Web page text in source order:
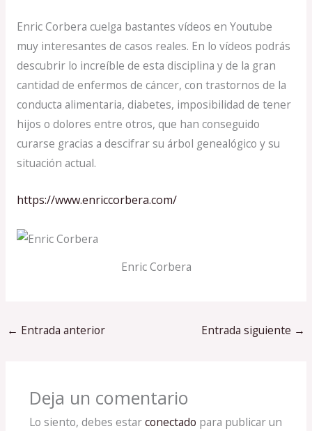
Enric Corbera cuelga bastantes vídeos en Youtube
muy interesantes de casos reales. En lo vídeos podrás
descubrir lo increíble de esta disciplina y de la gran
cantidad de enfermos de cáncer, con trastornos de la
conducta alimentaria, diabetes, imposibilidad de tener
hijos o dolores entre otros, que han conseguido
curarse gracias a descifrar su árbol genealógico y su
situación actual.
https://www.enriccorbera.com/
Enric Corbera
← Entrada anterior Entrada siguiente →
Deja un comentario
Lo siento, debes estarconectado para publicar un